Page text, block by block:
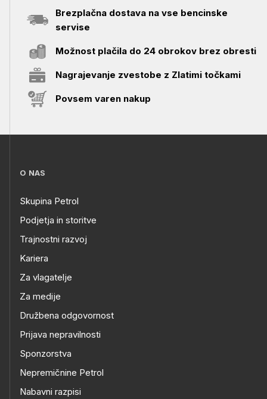
Brezplačna dostava na vse bencinske
servise
Možnost plačila do 24 obrokov brez obresti
Nagrajevanje zvestobe z Zlatimi točkami
Povsem varen nakup
O NAS
Skupina Petrol
Podjetja in storitve
Trajnostni razvoj
Kariera
Za vlagatelje
Za medije
Družbena odgovornost
Prijava nepravilnosti
Sponzorstva
Nepremičnine Petrol
Nabavni razpisi